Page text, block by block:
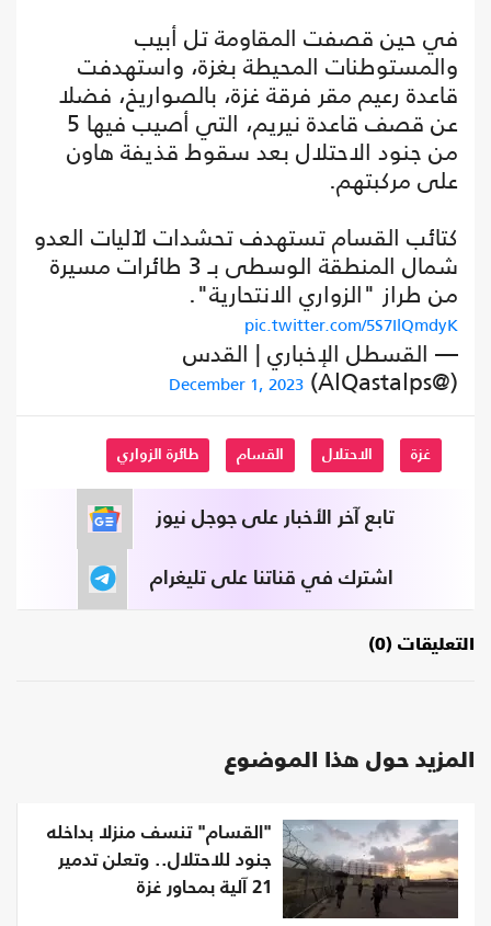
في حين قصفت المقاومة تل أبيب
والمستوطنات المحيطة بغزة، واستهدفت
قاعدة رعيم مقر فرقة غزة، بالصواريخ، فضلا
عن قصف قاعدة نيريم، التي أصيب فيها 5
من جنود الاحتلال بعد سقوط قذيفة هاون
على مركبتهم.
كتائب القسام تستهدف تحشدات لآليات العدو
شمال المنطقة الوسطى بـ 3 طائرات مسيرة
من طراز "الزواري الانتحارية".
pic.twitter.com/5S7IlQmdyK
— القسطل الإخباري | القدس
(@AlQastalps)
December 1, 2023
غزة الاحتلال القسام طائرة الزواري
تابع آخر الأخبار على جوجل نيوز
اشترك في قناتنا على تليغرام
التعليقات (0)
المزيد حول هذا الموضوع
"القسام" تنسف منزلا بداخله
جنود للاحتلال.. وتعلن تدمير
21 آلية بمحاور غزة